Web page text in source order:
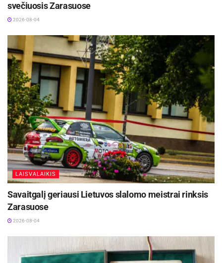
svečiuosis Zarasuose
2026-08-04
LAISVALAIKIS
Savaitgalį geriausi Lietuvos slalomo meistrai rinksis
Zarasuose
2026-08-04